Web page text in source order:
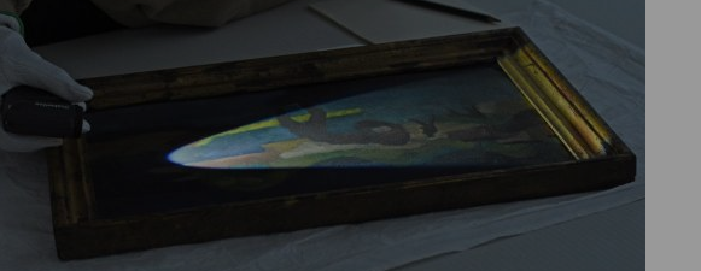
Bestandskataloge & Editionen
Gesamtverzeichnis
Kalender
Kunstbibliothek
Restaurierung
Forschung